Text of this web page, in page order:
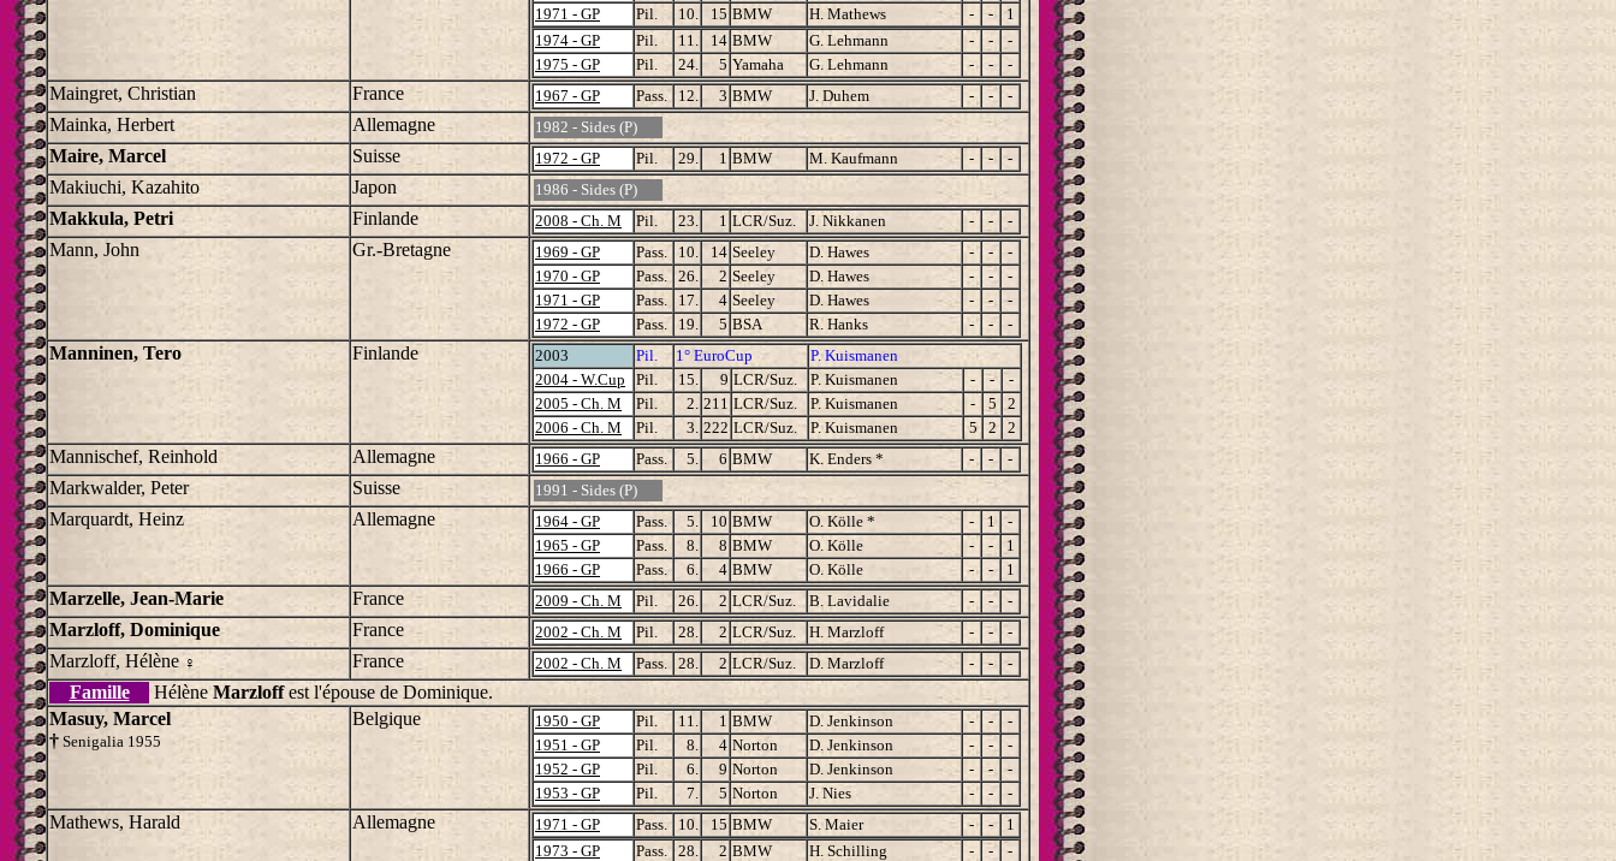
1971 - GP
Pil. 10. 15 BMW H. Mathews - -
1
1974 - GP
Pil. 11. 14 BMW G. Lehmann - -
-
1975 - GP
Pil. 24. 5 Yamaha G. Lehmann - - -
Maingret, Christian France 1967 - GP Pass. 12. 3 BMW J. Duhem - - -
Mainka, Herbert Allemagne 1982 - Sides (P)
Maire, Marcel Suisse 1972 - GP Pil. 29. 1 BMW M. Kaufmann - - -
Makiuchi, Kazahito Japon 1986 - Sides (P)
Makkula, Petri Finlande 2008 - Ch. M Pil. 23. 1 LCR/Suz. J. Nikkanen - - -
Mann, John Gr.-Bretagne 1969 - GP Pass. 10. 14 Seeley D. Hawes - -
-
1970 - GP
Pass. 26. 2 Seeley D. Hawes - -
-
1971 - GP
Pass. 17. 4 Seeley D. Hawes - -
-
1972 - GP
Pass. 19. 5 BSA R. Hanks - - -
Manninen, Tero Finlande 2003 Pil. 1° EuroCup
P. Kuismanen
2004 - W.Cup
Pil. 15. 9 LCR/Suz. P. Kuismanen - -
-
2005 - Ch. M
Pil. 2. 211 LCR/Suz. P. Kuismanen - 5
2
2006 - Ch. M
Pil. 3. 222 LCR/Suz. P. Kuismanen 5 2 2
Mannischef, Reinhold Allemagne 1966 - GP Pass. 5. 6 BMW K. Enders * - - -
Markwalder, Peter Suisse 1991 - Sides (P)
Marquardt, Heinz Allemagne 1964 - GP Pass. 5. 10 BMW O. Kölle * - 1
-
1965 - GP
Pass. 8. 8 BMW O. Kölle - -
1
1966 - GP
Pass. 6. 4 BMW O. Kölle - - 1
Marzelle, Jean-Marie France 2009 - Ch. M Pil. 26. 2 LCR/Suz. B. Lavidalie - - -
Marzloff, Dominique France 2002 - Ch. M Pil. 28. 2 LCR/Suz. H. Marzloff - - -
Marzloff, Hélène ♀ France 2002 - Ch. M Pass. 28. 2 LCR/Suz. D. Marzloff - - -
Famille HélèneMarzloffest l'épouse de Dominique.
Masuy, Marcel
† Senigalia 1955
Belgique 1950 - GP Pil. 11. 1 BMW D. Jenkinson - -
-
1951 - GP
Pil. 8. 4 Norton D. Jenkinson - -
-
1952 - GP
Pil. 6. 9 Norton D. Jenkinson - -
-
1953 - GP
Pil. 7. 5 Norton J. Nies - - -
Mathews, Harald Allemagne 1971 - GP Pass. 10. 15 BMW S. Maier - -
1
1973 - GP
Pass. 28. 2 BMW H. Schilling - -
-